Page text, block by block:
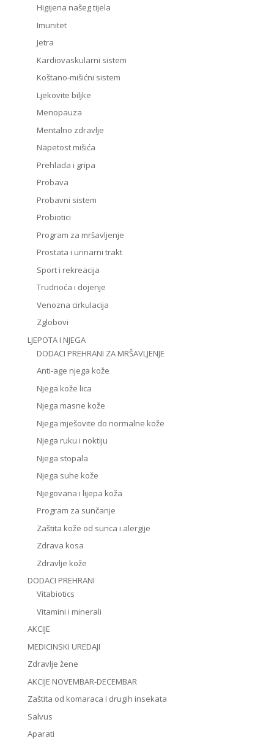
Higijena našeg tijela
Imunitet
Jetra
Kardiovaskularni sistem
Koštano-mišićni sistem
Ljekovite biljke
Menopauza
Mentalno zdravlje
Napetost mišića
Prehlada i gripa
Probava
Probavni sistem
Probiotici
Program za mršavljenje
Prostata i urinarni trakt
Sport i rekreacija
Trudnoća i dojenje
Venozna cirkulacija
Zglobovi
LJEPOTA I NJEGA
DODACI PREHRANI ZA MRŠAVLJENJE
Anti-age njega kože
Njega kože lica
Njega masne kože
Njega mješovite do normalne kože
Njega ruku i noktiju
Njega stopala
Njega suhe kože
Njegovana i lijepa koža
Program za sunčanje
Zaštita kože od sunca i alergije
Zdrava kosa
Zdravlje kože
DODACI PREHRANI
Vitabiotics
Vitamini i minerali
AKCIJE
MEDICINSKI UREDAJI
Zdravlje žene
AKCIJE NOVEMBAR-DECEMBAR
Zaštita od komaraca i drugih insekata
Salvus
Aparati